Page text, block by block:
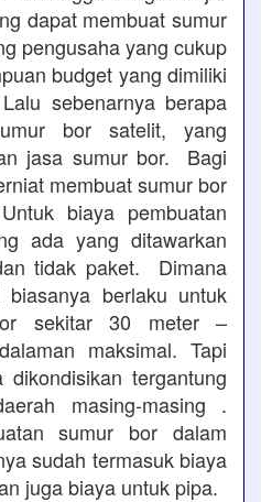
dapat membuat sumur
pengusaha yang cukup
budget yang dimiliki
sebenarnya berapa
bor satelit, yang
jasa sumur bor. Bagi
membuat sumur bor
biaya pembuatan
ada yang ditawarkan
tidak paket. Dimana
berlaku untuk
sekitar 30 meter –
maksimal. Tapi
tergantung
masing-masing .
sumur bor dalam
sudah termasuk biaya
juga biaya untuk pipa.